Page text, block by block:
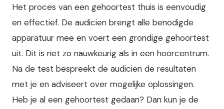
Het proces van een gehoortest thuis is eenvoudig
en effectief. De audicien brengt alle benodigde
apparatuur mee en voert een grondige gehoortest
uit. Dit is net zo nauwkeurig als in een hoorcentrum.
Na de test bespreekt de audicien de resultaten
met je en adviseert over mogelijke oplossingen.
Heb je al een gehoortest gedaan? Dan kun je de